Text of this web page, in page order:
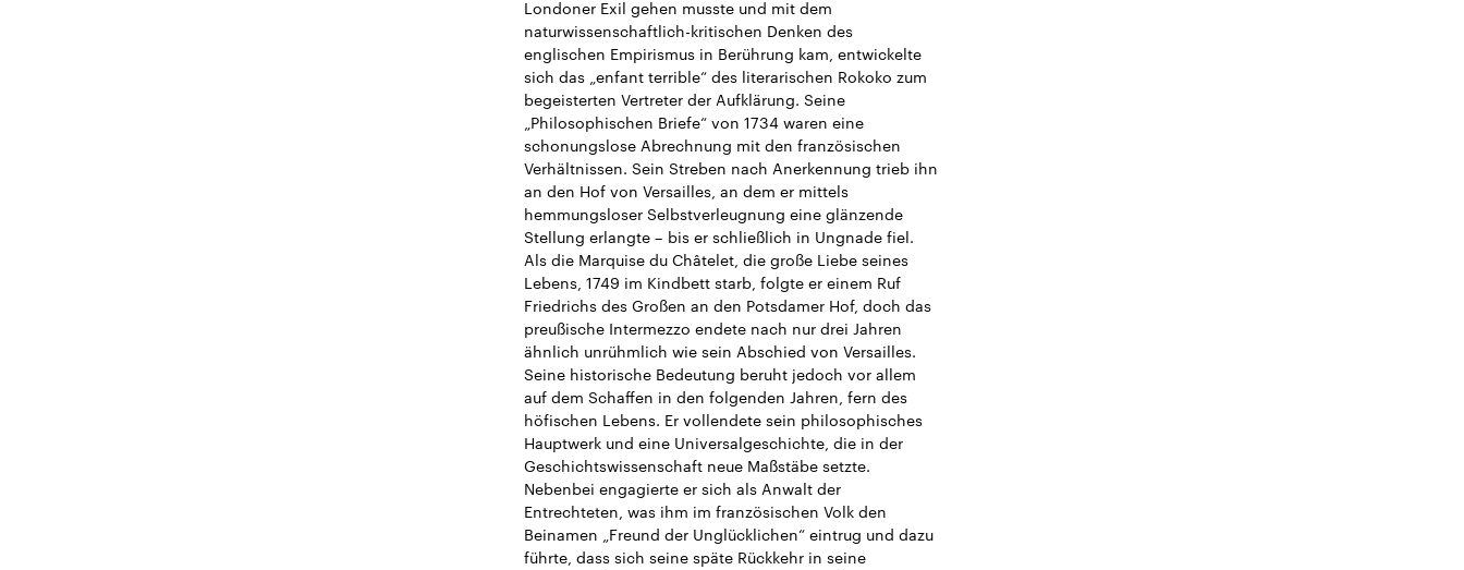
Londoner Exil gehen musste und mit dem
naturwissenschaftlich-kritischen Denken des
englischen Empirismus in Berührung kam, entwickelte
sich das „enfant terrible“ des literarischen Rokoko zum
begeisterten Vertreter der Aufklärung. Seine
„Philosophischen Briefe“ von 1734 waren eine
schonungslose Abrechnung mit den französischen
Verhältnissen. Sein Streben nach Anerkennung trieb ihn
an den Hof von Versailles, an dem er mittels
hemmungsloser Selbstverleugnung eine glänzende
Stellung erlangte – bis er schließlich in Ungnade fiel.
Als die Marquise du Châtelet, die große Liebe seines
Lebens, 1749 im Kindbett starb, folgte er einem Ruf
Friedrichs des Großen an den Potsdamer Hof, doch das
preußische Intermezzo endete nach nur drei Jahren
ähnlich unrühmlich wie sein Abschied von Versailles.
Seine historische Bedeutung beruht jedoch vor allem
auf dem Schaffen in den folgenden Jahren, fern des
höfischen Lebens. Er vollendete sein philosophisches
Hauptwerk und eine Universalgeschichte, die in der
Geschichtswissenschaft neue Maßstäbe setzte.
Nebenbei engagierte er sich als Anwalt der
Entrechteten, was ihm im französischen Volk den
Beinamen „Freund der Unglücklichen“ eintrug und dazu
führte, dass sich seine späte Rückkehr in seine